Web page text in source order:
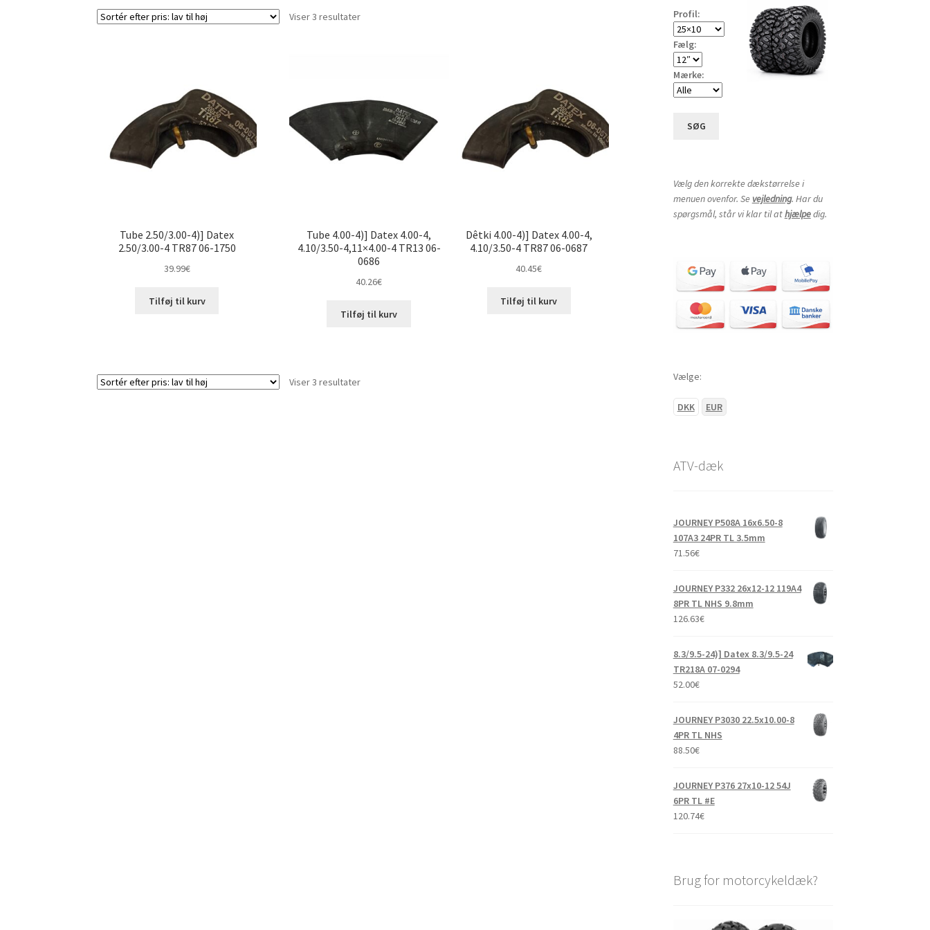
Viser 3 resultaterSorteret
Tube 2.50/3.00-4)] Datex
2.50/3.00-4 TR87 06-1750
39.99€
Tilføj til kurv
Tube 4.00-4)] Datex 4.00-4,
4.10/3.50-4,11×4.00-4 TR13 06-
0686
40.26€
Tilføj til kurv
Dêtki 4.00-4)] Datex 4.00-4,
4.10/3.50-4 TR87 06-0687
40.45€
Tilføj til kurv
Viser 3 resultaterSorteret
Profil:
Fælg:
Mærke:
SØG
Vælg den korrekte dækstørrelse i
menuen ovenfor. Se vejledning. Har du
spørgsmål, står vi klar til athjælpedig.
Vælge:
DKK EUR
ATV-dæk
JOURNEY P508A 16x6.50-8
107A3 24PR TL 3.5mm
71.56€
JOURNEY P332 26x12-12 119A4
8PR TL NHS 9.8mm
126.63€
8.3/9.5-24)] Datex 8.3/9.5-24
TR218A 07-0294
52.00€
JOURNEY P3030 22.5x10.00-8
4PR TL NHS
88.50€
JOURNEY P376 27x10-12 54J
6PR TL #E
120.74€
Brug for motorcykeldæk?